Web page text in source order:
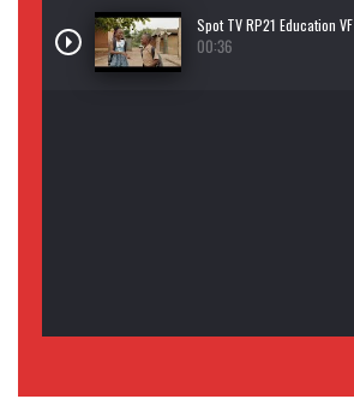
Spot TV RP21 Education VF
00:36